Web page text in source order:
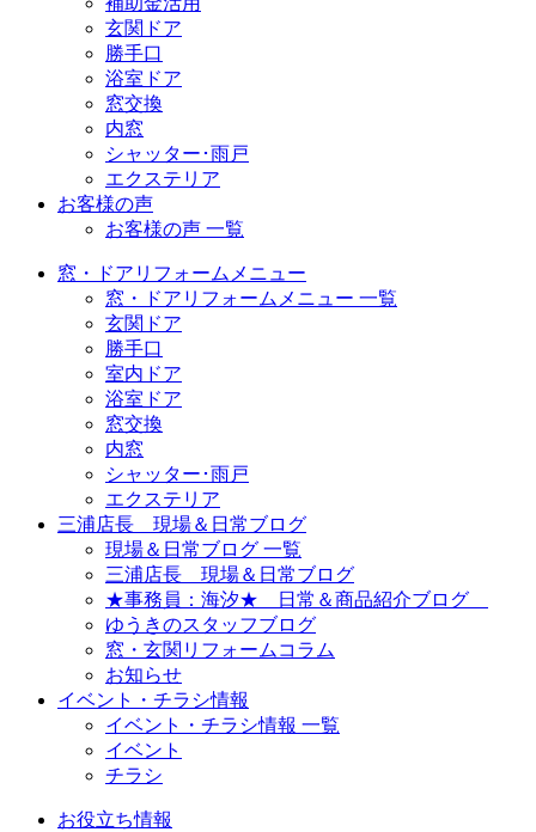
玄関ドア
勝手口
浴室ドア
窓交換
内窓
シャッター･雨戸
エクステリア
お客様の声
お客様の声 一覧
窓・ドアリフォームメニュー
窓・ドアリフォームメニュー 一覧
玄関ドア
勝手口
室内ドア
浴室ドア
窓交換
内窓
シャッター･雨戸
エクステリア
三浦店長 現場＆日常ブログ
現場＆日常ブログ 一覧
三浦店長 現場＆日常ブログ
★事務員：海汐★ 日常＆商品紹介ブログ
ゆうきのスタッフブログ
窓・玄関リフォームコラム
お知らせ
イベント・チラシ情報
イベント・チラシ情報 一覧
イベント
チラシ
お役立ち情報